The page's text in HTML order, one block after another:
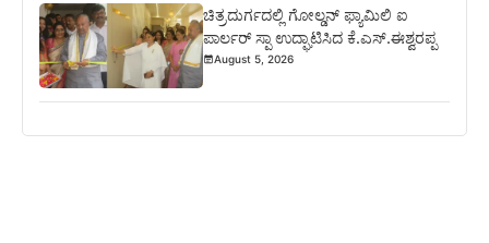
ಚಿತ್ರದುರ್ಗದಲ್ಲಿ ಗೋಲ್ಡನ್ ಫ್ಯಾಮಿಲಿ ಐ
ಪಾರ್ಲರ್ ಸ್ಪಾ ಉದ್ಘಾಟಿಸಿದ ಕೆ.ಎಸ್.ಈಶ್ವರಪ್ಪ
August 5, 2026